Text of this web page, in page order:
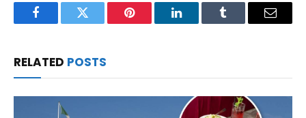
FacebookTwitter Pinterest LinkedInTumblr Email
RELATED POSTS